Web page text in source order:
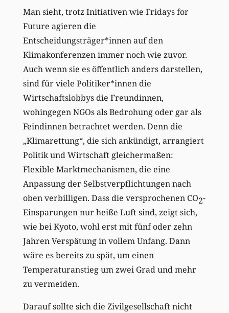
Man sieht, trotz Initiativen wie Fridays for
Future agieren die
Entscheidungsträger*innen auf den
Klimakonferenzen immer noch wie zuvor.
Auch wenn sie es öffentlich anders darstellen,
sind für viele Politiker*innen die
Wirtschaftslobbys die Freundinnen,
wohingegen NGOs als Bedrohung oder gar als
Feindinnen betrachtet werden. Denn die
„Klimarettung“, die sich ankündigt, arrangiert
Politik und Wirtschaft gleichermaßen:
Flexible Marktmechanismen, die eine
Anpassung der Selbstverpflichtungen nach
oben verbilligen. Dass die versprochenen CO2-
Einsparungen nur heiße Luft sind, zeigt sich,
wie bei Kyoto, wohl erst mit fünf oder zehn
Jahren Verspätung in vollem Unfang. Dann
wäre es bereits zu spät, um einen
Temperaturanstieg um zwei Grad und mehr
zu vermeiden.
Darauf sollte sich die Zivilgesellschaft nicht